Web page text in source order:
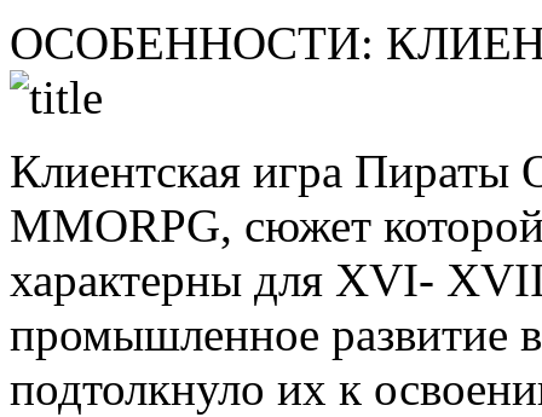
ОСОБЕННОСТИ:
Клиентская игра Пираты
MMORPG, сюжет
характерны для XVI-
промышленное развитие
подтолкнуло их к